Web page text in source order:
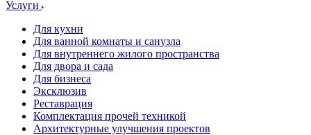
Услуги
Для кухни
Для ванной комнаты и санузла
Для внутреннего жилого пространства
Для двора и сада
Для бизнеса
Эксклюзив
Реставрация
Комплектация прочей техникой
Архитектурные улучшения проектов